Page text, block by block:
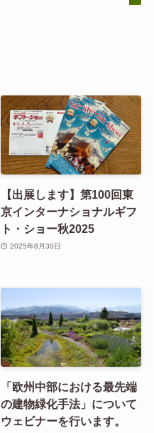
【出展します】第100回東
京インターナショナルギフ
ト・ショー秋2025
2025年8月30日
「欧州中部における最先端
の建物緑化手法」について
ウェビナーを行います。